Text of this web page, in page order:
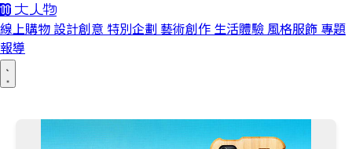
線上購物 設計創意 特別企劃 藝術創作 生活體驗 風格服飾 專題
報導